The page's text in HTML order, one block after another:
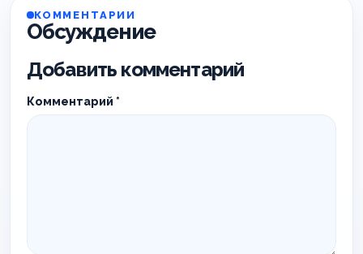
КОММЕНТАРИИ
Обсуждение
Добавить комментарий
Комментарий *